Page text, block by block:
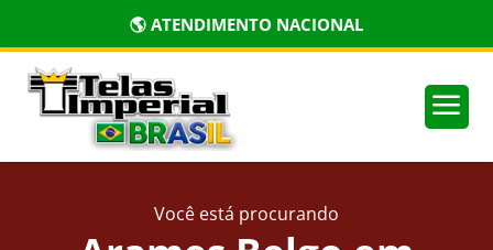
🌎 ATENDIMENTO NACIONAL
a
Você está procurando